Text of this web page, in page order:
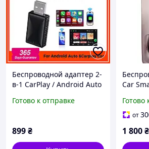
Беспроводной адаптер 2-
в-1 CarPlay / Android Auto
беспроводной (USB,
Готово к отправке
899₴
Car
Auto
Готово
от
1 800₴